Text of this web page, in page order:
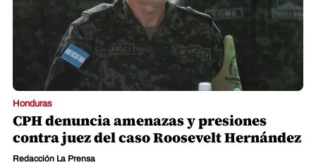
Honduras
CPH denuncia amenazas y presiones
contra juez del caso Roosevelt Hernández
Redacción La Prensa